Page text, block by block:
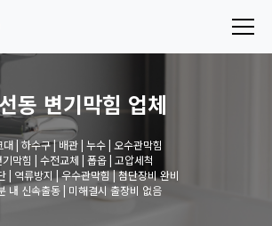
동 변기막힘 업체
대 | 하수구 | 배관 | 누수 | 오수관막힘
기막힘 | 수전교체 | 폽옵 | 고압세척
| 역류방지 | 우수관막힘 | 첨단장비 완비
내 신속출동 | 미해결시 출장비 없음